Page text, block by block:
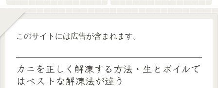
このサイトには広告が含まれます。
カニを正しく解凍する方法・生とボイルで
はベストな解凍法が違う